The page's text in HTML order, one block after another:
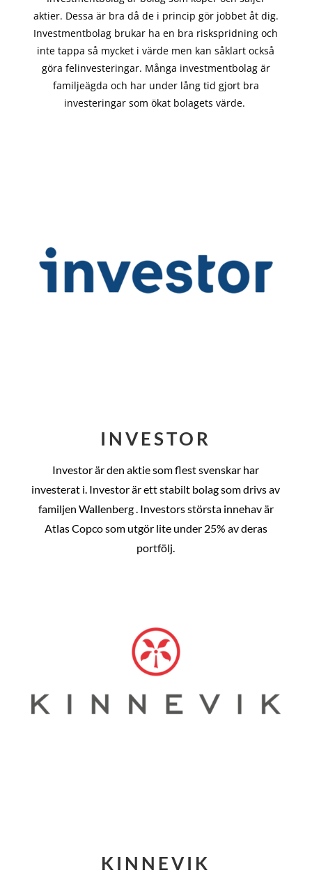
aktier. Dessa är bra då de i princip görjobbet åt dig.
Investmentbolag brukar ha en bra riskspridning och
inte tappa så mycket i värde men kan såklart också
göra felinvesteringar. Många investmentbolag är
familjeägda och har under lång tid gjort bra
investeringar som ökat bolagets värde.
INVESTOR
Investor är den aktie som flest svenskar har
investerat i. Investor är ett stabilt bolag som drivs av
familjen Wallenberg . Investors största innehav är
Atlas Copco som utgör lite under 25% av deras
portfölj.
KINNEVIK